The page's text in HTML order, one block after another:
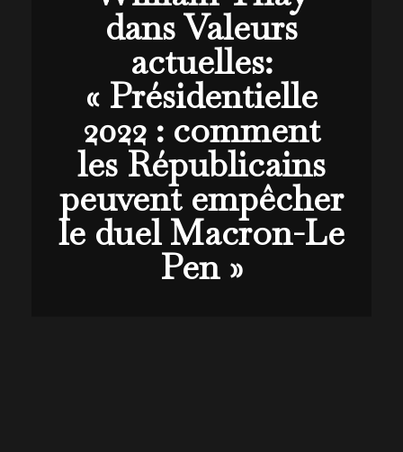
dans Valeurs
actuelles:
« Présidentielle
2022 : comment
les Républicains
peuvent empêcher
le duel Macron-Le
Pen »